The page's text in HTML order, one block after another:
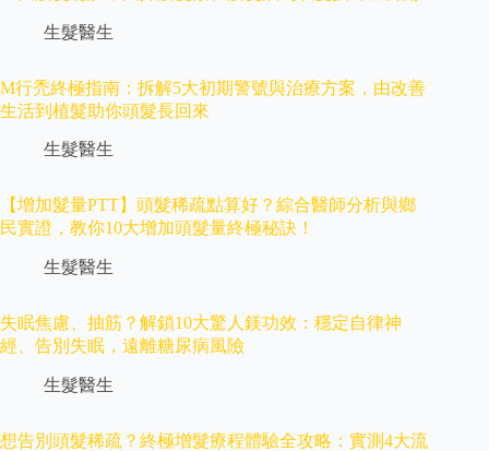
生髮醫生
M行禿終極指南：拆解5大初期警號與治療方案，由改善
生活到植髮助你頭髮長回來
生髮醫生
【增加髮量PTT】頭髮稀疏點算好？綜合醫師分析與鄉
民實證，教你10大增加頭髮量終極秘訣！
生髮醫生
失眠焦慮、抽筋？解鎖10大驚人鎂功效：穩定自律神
經、告別失眠，遠離糖尿病風險
生髮醫生
想告別頭髮稀疏？終極增髮療程體驗全攻略：實測4大流